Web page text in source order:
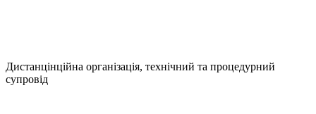
Дистанцінційна організація, технічний та процедурний
супровід